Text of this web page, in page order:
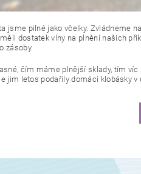
jsme pilné jako včelky. Zvládneme
dostatek vlny na plnění našich
zásoby.
čím máme plnější sklady, tím víc
jim letos podařily domácí klobásky v